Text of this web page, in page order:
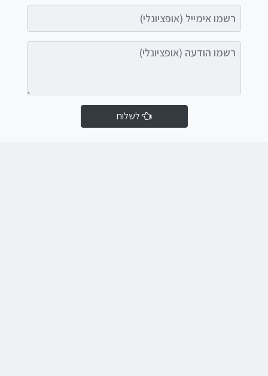
רשמו הודעה (אופציונלי)
לשלוח